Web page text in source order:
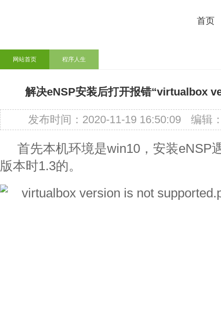
首页
网站首页 程序人生
解决eNSP安装后打开报错“virtualbox
发布时间：2020-11-19 16:50:09 编辑
首先本机环境是win10，安装eNSP
版本时1.3的。